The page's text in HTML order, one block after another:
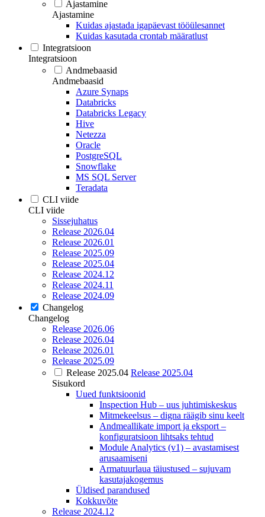
Ajastamine
Ajastamine
Kuidas ajastada igapäevast tööülesannet
Kuidas kasutada crontab määratlust
Integratsioon
Integratsioon
Andmebaasid
Andmebaasid
Azure Synaps
Databricks
Databricks Legacy
Hive
Netezza
Oracle
PostgreSQL
Snowflake
MS SQL Server
Teradata
CLI viide
CLI viide
Sissejuhatus
Release 2026.04
Release 2026.01
Release 2025.09
Release 2025.04
Release 2024.12
Release 2024.11
Release 2024.09
Changelog
Changelog
Release 2026.06
Release 2026.04
Release 2026.01
Release 2025.09
Release 2025.04 Release 2025.04
Sisukord
Uued funktsioonid
Inspection Hub – uus juhtimiskeskus
Mitmekeelsus – digna räägib sinu keelt
Andmeallikate import ja eksport –
konfiguratsioon lihtsaks tehtud
Module Analytics (v1) – avastamisest
arusaamiseni
Armatuurlaua täiustused – sujuvam
kasutajakogemus
Üldised parandused
Kokkuvõte
Release 2024.12